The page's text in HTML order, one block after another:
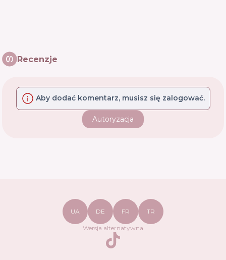
Recenzje
Aby dodać komentarz, musisz się zalogować.
Autoryzacja
UA DE FR TR
Wersja alternatywna
TikTok